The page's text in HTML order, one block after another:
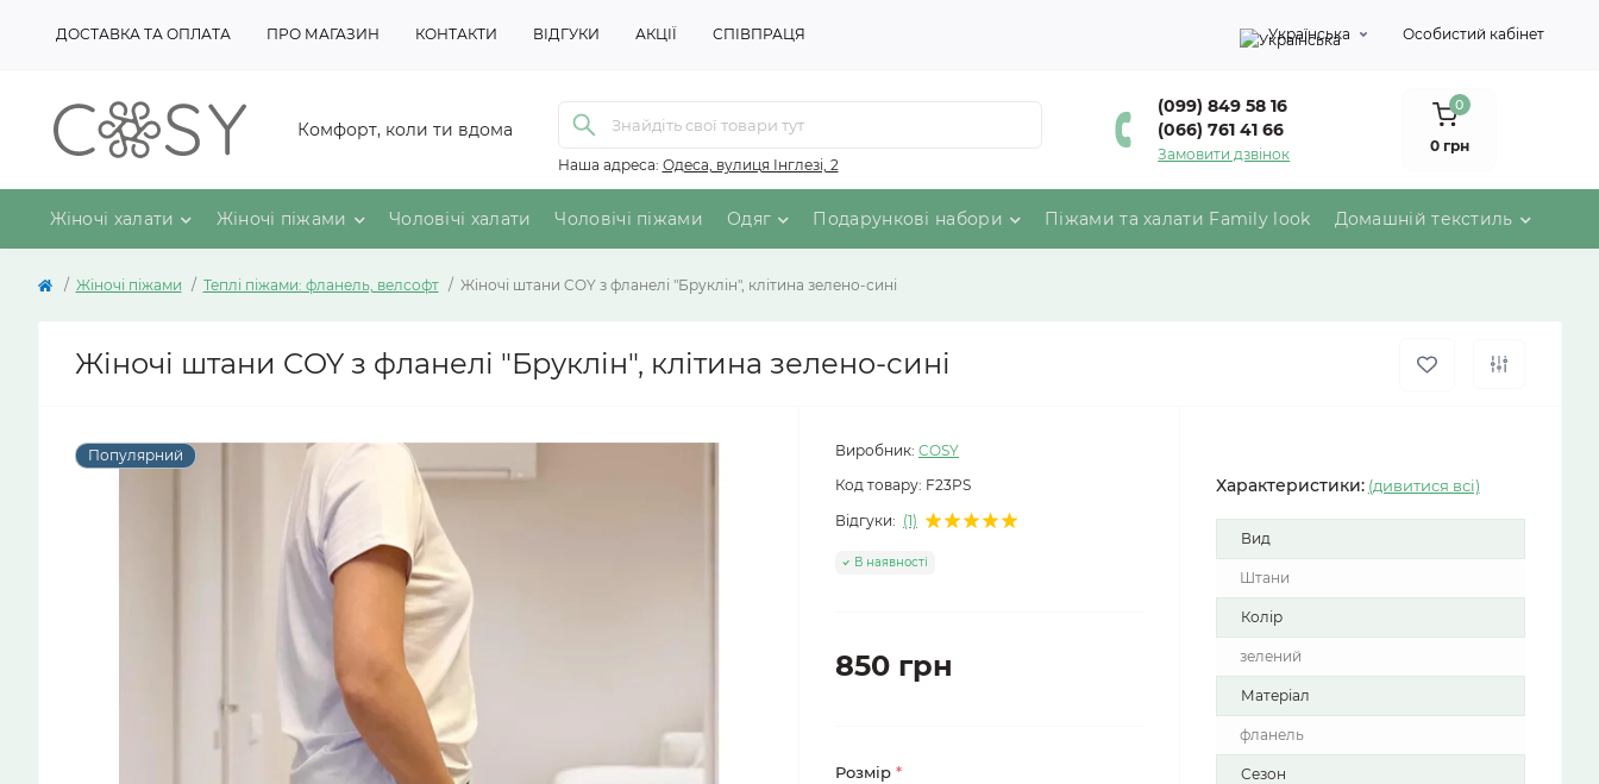
ДОСТАВКА ТА ОПЛАТА ПРО МАГАЗИН КОНТАКТИ ВІДГУКИ АКЦІЇ СПІВПРАЦЯ Українська Особистий кабінет
Комфорт, коли ти вдома
Наша адреса: Одеса, вулиця Інглезі, 2
(099) 849 58 16
(066) 761 41 66
Замовити дзвінок
0
0 грн
Жіночі халати Жіночі піжами Чоловічі халати Чоловічі піжами Одяг Подарункові набори Піжами та халати Family look Домашній текстиль
Жіночі піжами Теплі піжами: фланель, велсофт Жіночі штани COY з фланелі "Бруклін", клітина зелено-сині
Жіночі штани COY з фланелі "Бруклін", клітина зелено-сині
Популярний Виробник: COSY
Код товару: F23PS
Відгуки: (1)
В наявності
850 грн
Розмір *
Характеристики: (дивитися всі)
Вид
Штани
Колір
зелений
Матеріал
фланель
Сезон